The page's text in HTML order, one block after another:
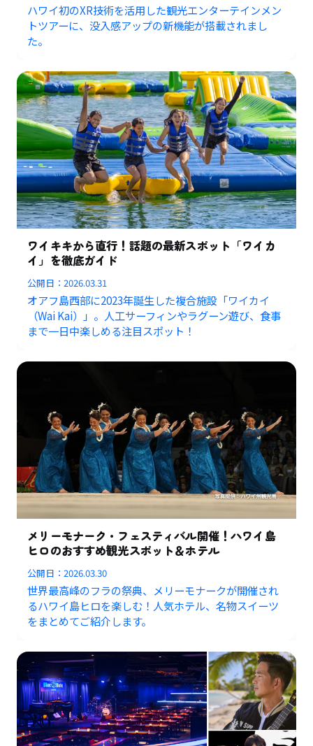
ハワイ初のXR技術を活用した観光エンターテインメン
トツアーに、没入感アップの新機能が搭載されまし
た。
ワイキキから直行！話題の最新スポット「ワイカ
イ」を徹底ガイド
公開日：2026.03.31
オアフ島西部に2023年誕生した複合施設「ワイカイ
（Wai Kai）」。人工サーフィンやラグーン遊び、食事
まで一日中楽しめる注目スポット！
メリーモナーク・フェスティバル開催！ハワイ島
ヒロのおすすめ観光スポット＆ホテル
公開日：2026.03.30
世界最高峰のフラの祭典、メリーモナークが開催され
るハワイ島ヒロを楽しむ！人気ホテル、名物スイーツ
をまとめてご紹介します。